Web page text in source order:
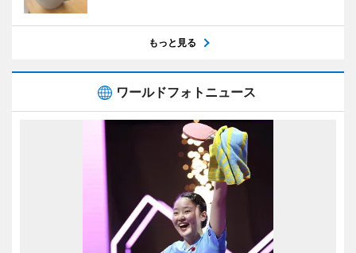
もっと見る
ワールドフォトニュース